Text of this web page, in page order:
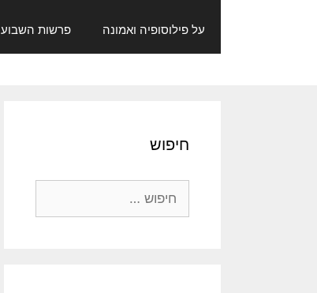
על פילוסופיה ואמונה פרשות השבוע
חיפוש